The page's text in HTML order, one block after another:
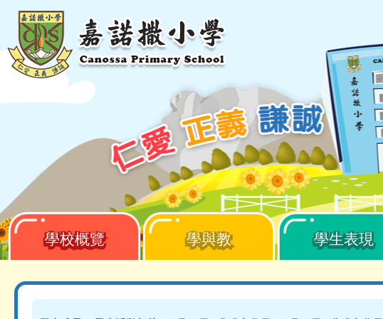
移至主內容
Main
navigation
學校概覽 學與教 學生表現